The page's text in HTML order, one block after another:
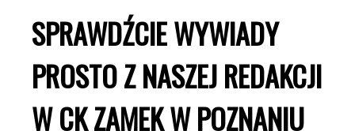
SPRAWDŹCIE WYWIADY
PROSTO Z NASZEJ REDAKCJI
W CK ZAMEK W POZNANIU